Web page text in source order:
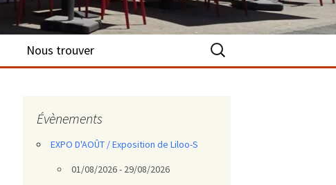
Nous trouver Rechercher :
Évènements
EXPO D'AOÛT / Exposition de Liloo-S
01/08/2026 - 29/08/2026